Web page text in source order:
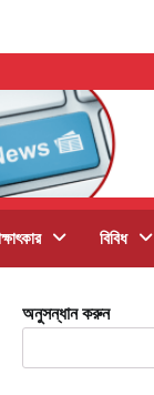
বিবিধ
অনুসন্ধান করুন